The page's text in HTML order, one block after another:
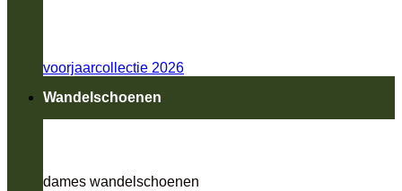
voorjaarcollectie 2026
Wandelschoenen
dames wandelschoenen